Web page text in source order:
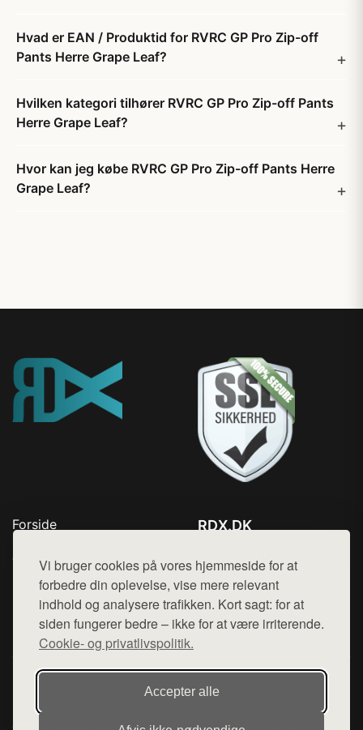
Vi bruger cookies på vores hjemmeside for at
forbedre din oplevelse, vise mere relevant
indhold og analysere trafikken. Kort sagt: for at
siden fungerer bedre – ikke for at være irriterende.
Cookie- og privatlivspolitik.
Accepter alle
Hvad er EAN / Produktid for RVRC GP Pro Zip-off
Pants Herre Grape Leaf?
Hvilken kategori tilhører RVRC GP Pro Zip-off Pants
Herre Grape Leaf?
Hvor kan jeg købe RVRC GP Pro Zip-off Pants Herre
Grape Leaf?
Forside
Top Rabatter
Blog
Kontakt
RDX.DK
Mail: hej@want.dk
Cookie- og privatlivspolitik
Denne side er en del af want.dk, der udgiver en række
hjemmesider med præsentation af forskellige produkter fra
diverse webshops. Der sælges ikke varer fra denne side - vi